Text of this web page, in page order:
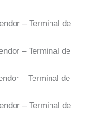
– Terminal de
– Terminal de
– Terminal de
– Terminal de